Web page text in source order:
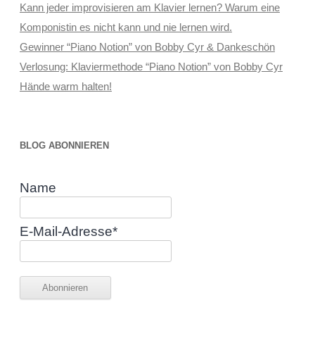
Kann jeder improvisieren am Klavier lernen? Warum eine
Komponistin es nicht kann und nie lernen wird.
Gewinner “Piano Notion” von Bobby Cyr & Dankeschön
Verlosung: Klaviermethode “Piano Notion” von Bobby Cyr
Hände warm halten!
BLOG ABONNIEREN
Name
E-Mail-Adresse*